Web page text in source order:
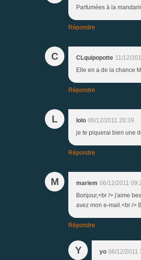
Parfumées à la
Répondre
C CLquipopotte 11/12/
Elle en a de la chance
Répondre
L lolo 06/12/2011 20:39
je te piquerai bien une
Répondre
M mariem 06/12/2011
Bonjour,<br /> j'aime
avez mon e-mail.<br />
Répondre
Y yo 06/12/2011